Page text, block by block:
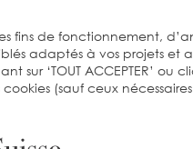
fins de fonctionnement,
adaptés à vos projets
sur ‘TOUT ACCEPTER’ ou
(sauf ceux